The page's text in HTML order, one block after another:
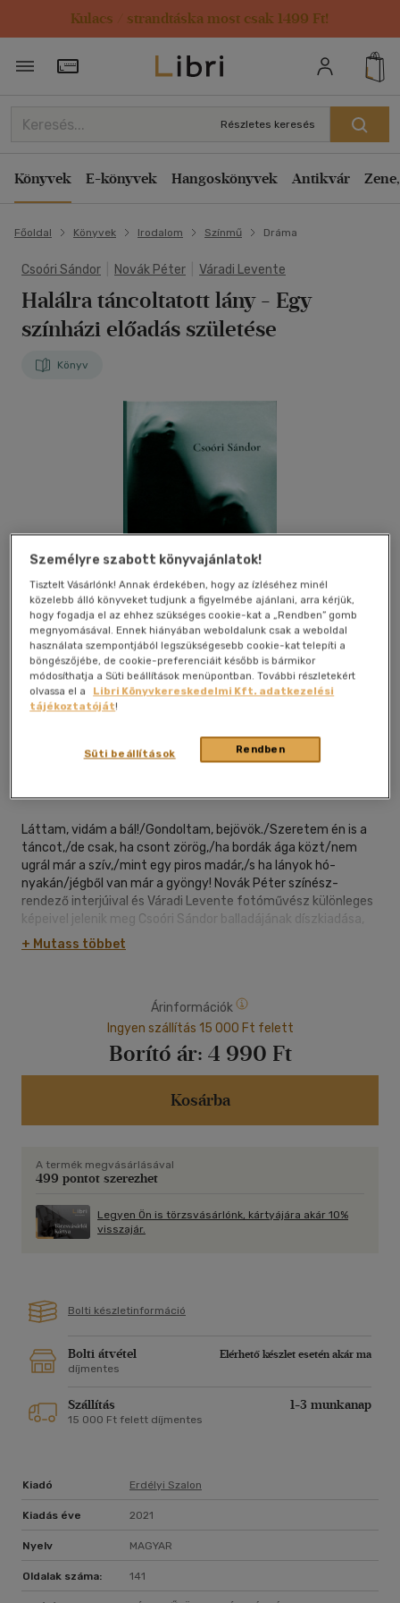
Kulacs / strandtáska most csak 1499 Ft!
Törzsvásárlói Kártya adatai
Részletes keresés
Könyvek E-könyvek Hangoskönyvek Antikvár
Főoldal Könyvek Irodalom Színmű Dráma
Csoóri Sándor Novák Péter Váradi Levente
Halálra táncoltatott lány - Egy
színházi előadás születése
Könyv
Kívánságlistához adom
Láttam, vidám a bál!/Gondoltam, bejövök./Szeretem én is a
táncot,/de csak, ha csont zörög,/ha bordák ága közt/nem
ugrál már a szív,/mint egy piros madár,/s ha lányok hó-
nyakán/jégből van már a gyöngy! Novák Péter színész-
rendező interjúival és Váradi Levente fotóművész különleges
képeivel jelenik meg Csoóri Sándor balladájának díszkiadása,
mely a Nemzeti Táncszínház premierjéhez kapcsolódóan
készül el. Novák Péter: Szembejön a szöveg, nevezzük így a
kottatári selejtezés során hullott elém... Ezúttal közvetítő
segített hozzá, nem is akárki! Csoóri Sándor özvegye Balogh
Júlia, ki a költő, esszé-, próza-, forgatókönyv- és még ki tudja
mi mindent író nem egy munkájával ajándékozott már meg,
de leginkább a bizalmával. Állok mellette a hajdani
dolgozószobában, kéziratok, naplók, füzetek, telejegyzetelt
mindezt, mégis mikor? Bukik ki belőlem a kérdés, csodálva a
szerzetesi fegyelem és a világi kedv egyidejű jelenlétét a
több emberöltőnyinek tűnő betűrengetegben. Jut eszembe a
Nomád Napló második esszéje szól a kérdőjelekről, miszerint a
kérdezők kitartást követelnek. Nekünk vajon lesz-e? Legalább
+ Mutass többet
Árinformációk
Ingyen szállítás 15 000 Ft felett
Borító ár: 4 990 Ft
Kosárba
A termék megvásárlásával
499 pontot szerezhet
Legyen Ön is törzsvásárlónk, kártyájára akár 10%
visszajár.
Bolti készletinformáció
Bolti átvétel
Elérhető készlet esetén akár ma
díjmentes
Szállítás 1-3 munkanap
15 000 Ft felett díjmentes
Kiadó Erdélyi Szalon
Kiadás éve 2021
Nyelv MAGYAR
Oldalak száma: 141
Személyre szabott könyvajánlatok!
Tisztelt Vásárlónk! Annak érdekében, hogy az ízléséhez minél
közelebb álló könyveket tudjunk a figyelmébe ajánlani, arra kérjük,
hogy fogadja el az ehhez szükséges cookie-kat a „Rendben” gomb
megnyomásával. Ennek hiányában weboldalunk csak a weboldal
használata szempontjából legszükségesebb cookie-kat telepíti a
böngészőjébe, de cookie-preferenciáit később is bármikor
módosíthatja a Süti beállítások menüpontban. További részletekért
olvassa el a
Libri Könyvkereskedelmi Kft. adatkezelési
tájékoztatóját!
Rendben
Süti beállítások